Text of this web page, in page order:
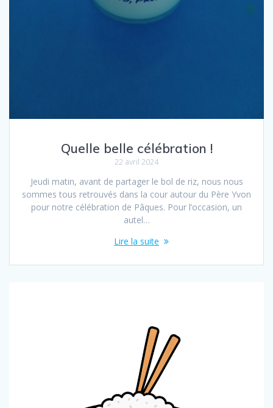
Quelle belle célébration !
22 avril 2024
Jeudi matin, avant de partager le bol de riz, nous nous
sommes tous retrouvés dans la cour autour du Père Yvon
pour notre célébration de Pâques. Pour l’occasion, un
autel…
Lire la suite